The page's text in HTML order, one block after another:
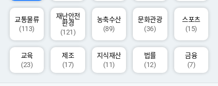
고객지원
교통물류
(113)
재난안전
환경
(121)
농축수산
(89)
문화관광
(36)
스포츠
(15)
교육
(23)
제조
(17)
지식재산
(11)
법률
(12)
금융
(7)